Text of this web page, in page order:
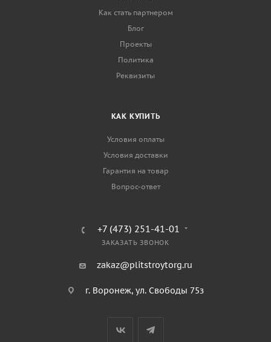
Как стать партнером
Блог
Проекты
Политика
Реквизиты
КАК КУПИТЬ
Условия оплаты
Условия доставки
Гарантия на товар
Вопрос-ответ
+7 (473) 251-41-01
ЗАКАЗАТЬ ЗВОНОК
zakaz@plitstroytorg.ru
г. Воронеж, ул. Свободы 75з